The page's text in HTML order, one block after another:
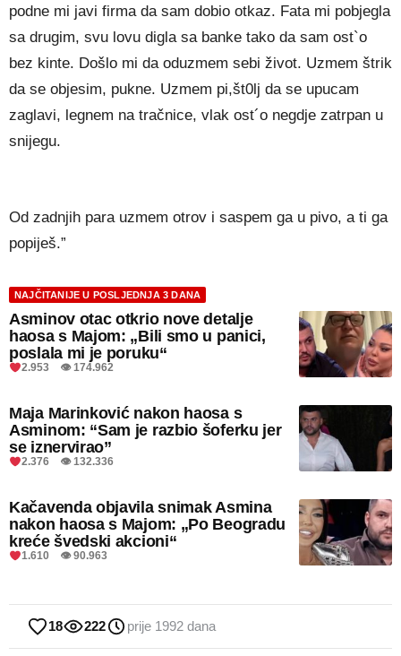
podne mi javi firma da sam dobio otkaz. Fata mi pobjegla
sa drugim, svu lovu digla sa banke tako da sam ost`o
bez kinte. Došlo mi da oduzmem sebi život. Uzmem štrik
da se objesim, pukne. Uzmem pi,št0lj da se upucam
zaglavi, legnem na tračnice, vlak ost´o negdje zatrpan u
snijegu.
Od zadnjih para uzmem otrov i saspem ga u pivo, a ti ga
popiješ.”
NAJČITANIJE U POSLJEDNJA 3 DANA
Asminov otac otkrio nove detalje
haosa s Majom: „Bili smo u panici,
poslala mi je poruku“
2.953 👁 174.962
Maja Marinković nakon haosa s
Asminom: “Sam je razbio šoferku jer
se iznervirao”
2.376 👁 132.336
Kačavenda objavila snimak Asmina
nakon haosa s Majom: „Po Beogradu
kreće švedski akcioni“
1.610 👁 90.963
18 222 prije 1992 dana